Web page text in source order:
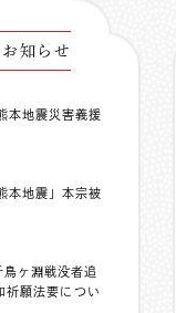
お知らせ
本地震災害義援
本地震」本宗被
ヶ淵戦没者追
祈願法要につい